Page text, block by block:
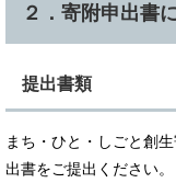
２． 寄附申出書
提出書類​
まち・ひと・しごと創
出書をご提出ください。